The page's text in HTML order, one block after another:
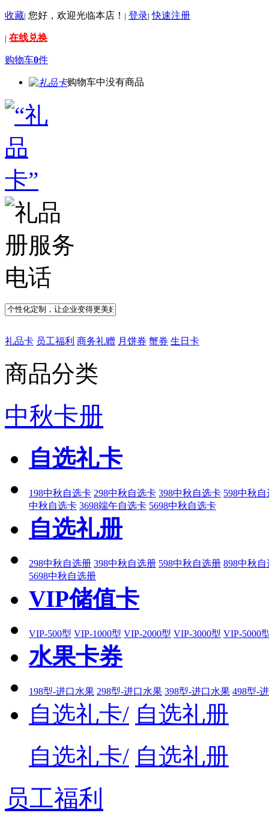
收藏| 您好，欢迎光临本店！ | 登录| 快速注册
| 在线兑换
购物车0件
购物车中没有商品
礼品卡 员工福利 商务礼赠 月饼券 蟹券 生日卡
商品分类
中秋卡册
自选礼卡
198中秋自选卡 298中秋自选卡 398中秋自选卡 598中秋
中秋自选卡 3698端午自选卡 5698中秋自选卡
自选礼册
298中秋自选册 398中秋自选册 598中秋自选册 898中秋自
5698中秋自选册
VIP储值卡
VIP-500型 VIP-1000型 VIP-2000型 VIP-3000型 VIP-5000
水果卡券
198型-进口水果 298型-进口水果 398型-进口水果 498型-
自选礼卡/ 自选礼册
自选礼卡/ 自选礼册
员工福利